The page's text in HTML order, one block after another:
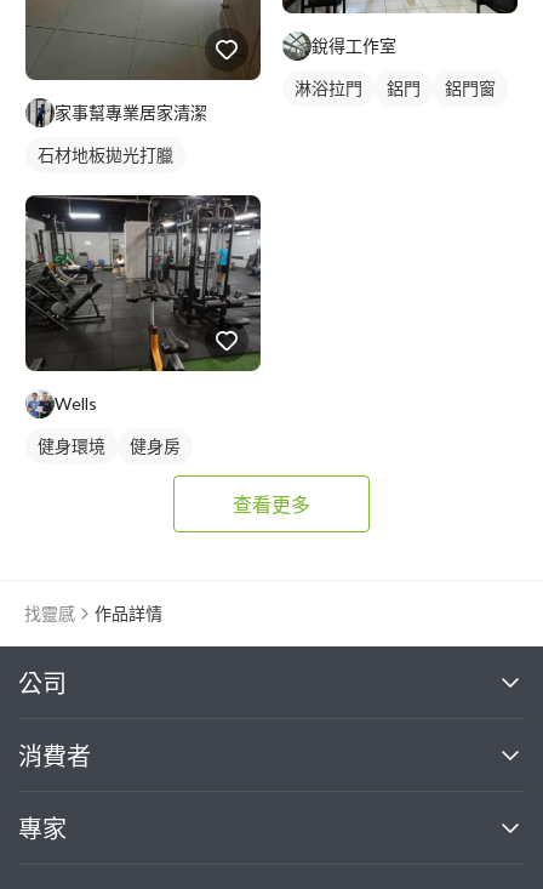
家事幫專業居家清潔
石材地板拋光打臘
Wells
健身環境 健身房
銳得工作室
淋浴拉門 鋁門 鋁門窗
查看更多
找靈感 作品詳情
公司
關於我們
部落格
消費者
買服務
專家
繼續完成